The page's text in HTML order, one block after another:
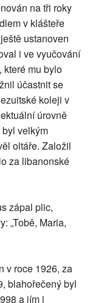
na tři roky
v klášteře
ustanoven
i ve vyučování
které mu bylo
účastnit se
koleji v
úrovně
velkým
oltáře. Založil
za libanonské
zápal plic,
„Tobě, Maria,
v roce 1926, za
blahořečený byl
a jím i